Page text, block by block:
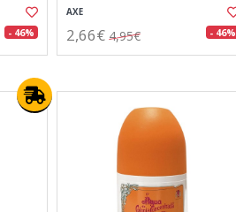
- 46%
AXE
2,66€ 4,95€ - 46%